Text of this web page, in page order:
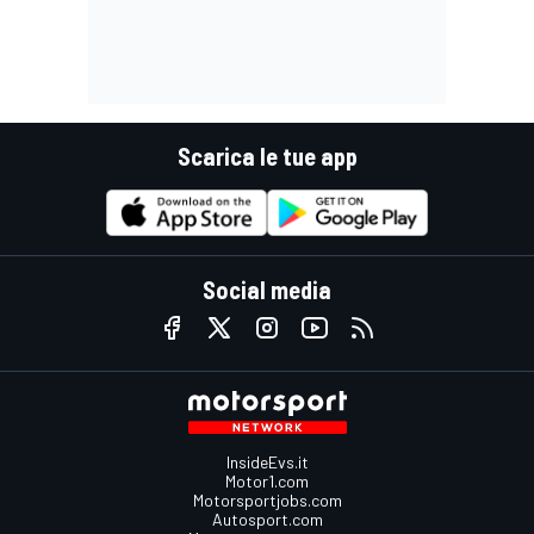
Scarica le tue app
Social media
InsideEvs.it
Motor1.com
Motorsportjobs.com
Autosport.com